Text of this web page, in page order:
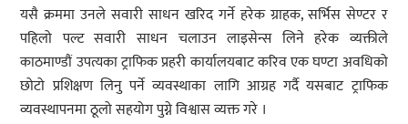
यसै क्रममा उनले सवारी साधन खरिद गर्ने हरेक ग्राहक, सर्भिस सेण्टर र
पहिलो पल्ट सवारी साधन चलाउन लाइसेन्स लिने हरेक व्यक्तीले
काठमाण्डौं उपत्यका ट्राफिक प्रहरी कार्यालयबाट करिव एक घण्टा अवधिको
छोटो प्रशिक्षण लिनु पर्ने व्यवस्थाका लागि आग्रह गर्दै यसबाट ट्राफिक
व्यवस्थापनमा ठूलो सहयोग पुग्ने विश्वास व्यक्त गरे ।